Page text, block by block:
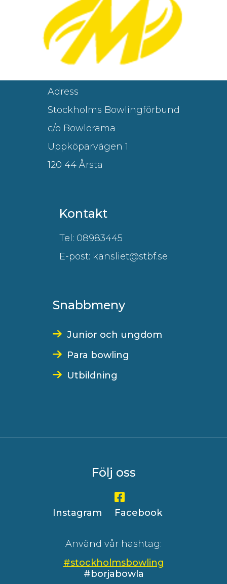
Adress
Stockholms Bowlingförbund
c/o Bowlorama
Uppköparvägen 1
120 44 Årsta
Kontakt
Tel: 08983445
E-post: kansliet@stbf.se
Snabbmeny
Junior och ungdom
Para bowling
Utbildning
Följ oss
Instagram Facebook
Använd vår hashtag:
#stockholmsbowling
#borjabowla